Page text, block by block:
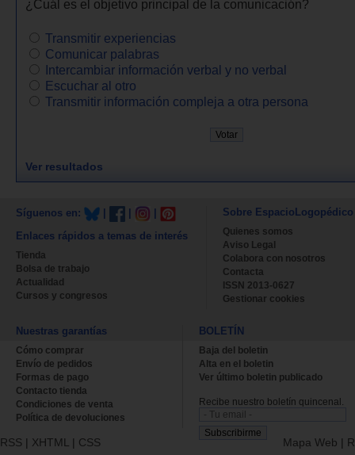
¿Cuál es el objetivo principal de la comunicación?
Transmitir experiencias
Comunicar palabras
Intercambiar información verbal y no verbal
Escuchar al otro
Transmitir información compleja a otra persona
Ver resultados
Síguenos en:
Enlaces rápidos a temas de interés
Tienda
Bolsa de trabajo
Actualidad
Cursos y congresos
Sobre EspacioLogopédico
Quienes somos
Aviso Legal
Colabora con nosotros
Contacta
ISSN 2013-0627
Gestionar cookies
Nuestras garantías
Cómo comprar
Envío de pedidos
Formas de pago
Contacto tienda
Condiciones de venta
Política de devoluciones
BOLETÍN
Baja del boletin
Alta en el boletin
Ver último boletin publicado
Recibe nuestro boletín quincenal.
RSS | XHTML | CSS Mapa Web |